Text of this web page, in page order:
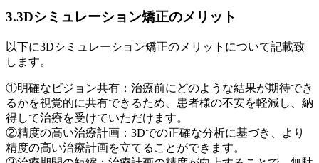
3.3Dシミュレーション矯正のメリット
以下に3Dシミュレーション矯正のメリットについて記載致
します。
①明確なビジョン共有：治療前にどのような結果が期待でき
るかを視覚的に共有できるため、患者様の不安を軽減し、納
得して治療を受けていただけます。
②精度の高い治療計画：3Dでの正確な分析に基づき、より
精度の高い治療計画を立てることができます。